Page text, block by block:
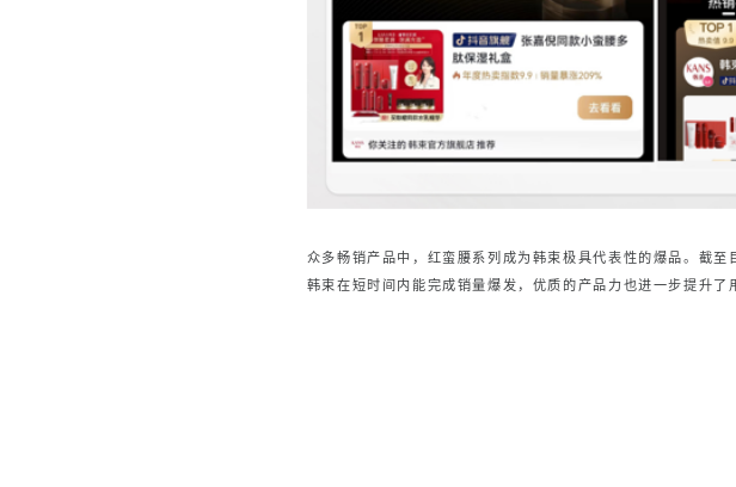
众多畅销产品中，红蛮腰系列成为韩束极具代表性的爆品。截至
韩束在短时间内能完成销量爆发，优质的产品力也进一步提升了